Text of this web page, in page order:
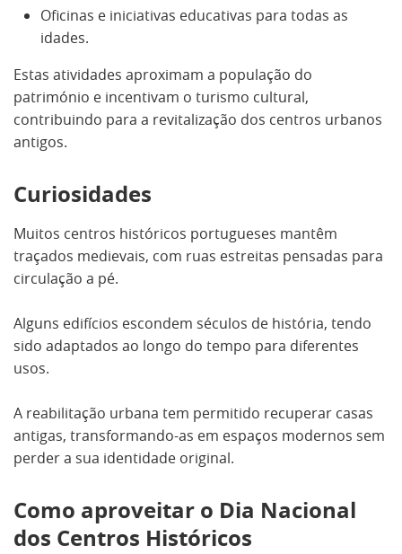
Oficinas e iniciativas educativas para todas as
idades.
Estas atividades aproximam a população do
património e incentivam o turismo cultural,
contribuindo para a revitalização dos centros urbanos
antigos.
Curiosidades
Muitos centros históricos portugueses mantêm
traçados medievais, com ruas estreitas pensadas para
circulação a pé.
Alguns edifícios escondem séculos de história, tendo
sido adaptados ao longo do tempo para diferentes
usos.
A reabilitação urbana tem permitido recuperar casas
antigas, transformando-as em espaços modernos sem
perder a sua identidade original.
Como aproveitar o Dia Nacional
dos Centros Históricos